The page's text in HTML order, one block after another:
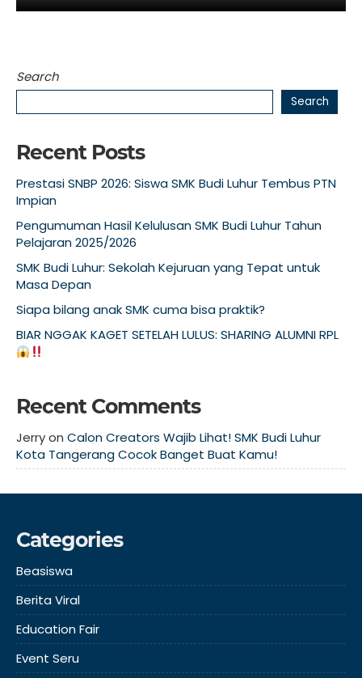
Search
Search
Recent Posts
Prestasi SNBP 2026: Siswa SMK Budi Luhur Tembus PTN
Impian
Pengumuman Hasil Kelulusan SMK Budi Luhur Tahun
Pelajaran 2025/2026
SMK Budi Luhur: Sekolah Kejuruan yang Tepat untuk
Masa Depan
Siapa bilang anak SMK cuma bisa praktik?
BIAR NGGAK KAGET SETELAH LULUS: SHARING ALUMNI RPL
Recent Comments
Jerryon Calon Creators Wajib Lihat! SMK Budi Luhur
Kota Tangerang Cocok Banget Buat Kamu!
Categories
Beasiswa
Berita Viral
Education Fair
Event Seru